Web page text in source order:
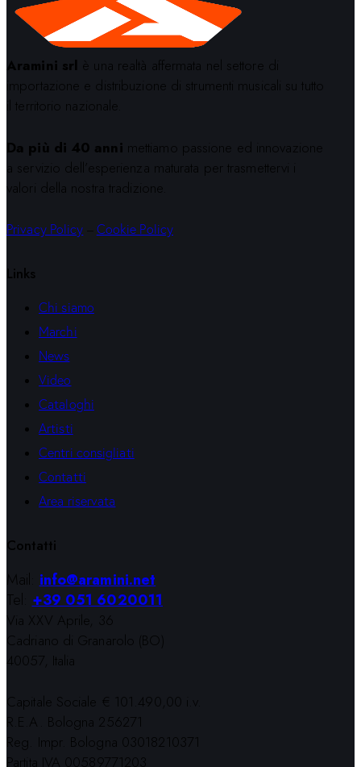
Aramini srl è una realtà affermata nel settore di
importazione e distribuzione di strumenti musicali su tutto
il territorio nazionale.
Da più di 40 anni mettiamo passione ed innovazione
a servizio dell’esperienza maturata per trasmettervi i
valori della nostra tradizione.
Privacy Policy Cookie Policy
Links
Chi siamo
Marchi
News
Video
Cataloghi
Artisti
Centri consigliati
Contatti
Area riservata
Contatti
Mail: info@aramini.net
Tel: +39 051 6020011
Via XXV Aprile, 36
Cadriano di Granarolo (BO)
40057, Italia
Capitale Sociale € 101.490,00 i.v.
R.E.A. Bologna 256271
Reg. Impr. Bologna 03018210371
Partita IVA 00589771203